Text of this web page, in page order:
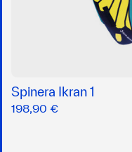
Spinera Ikran 1
198,90 €